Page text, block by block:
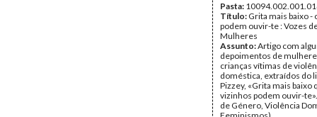
Pasta:
Título: Grita mais baixo -
podem ouvir-te : Vozes
Mulheres
Assunto:Artigo com
depoimentos de
crianças vítimas de
doméstica, extraídos do
Pizzey, «Grita mais baixo
vizinhos podem ouvir-
de Género, Violência